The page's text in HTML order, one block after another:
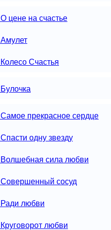
О цене на счастье
Амулет
Колесо Счастья
Булочка
Самое прекрасное сердце
Спасти одну звезду
Волшебная сила любви
Совершенный сосуд
Ради любви
Круговорот любви